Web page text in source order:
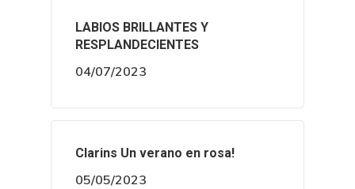
LABIOS BRILLANTES Y
RESPLANDECIENTES
04/07/2023
Clarins Un verano en rosa!
05/05/2023